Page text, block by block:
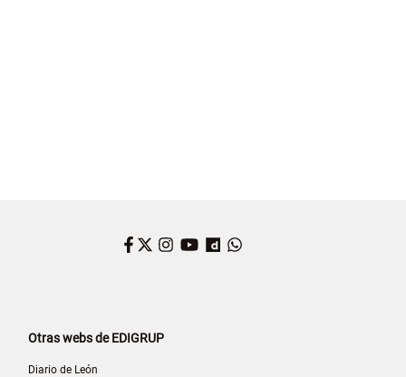
Facebook
Twitter
Instagram
YouTube
Dailymotion
Otras webs de EDIGRUP
Diario de León